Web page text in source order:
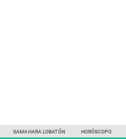
SAMAHARA LOBATÓN HORÓSCOPO